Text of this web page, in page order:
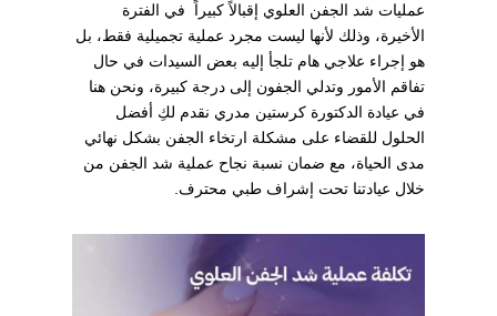
عمليات شد الجفن العلوي إقبالاً كبيراً في الفترة
الأخيرة، وذلك لأنها ليست مجرد عملية تجميلية فقط، بل
هو إجراء علاجي هام تلجأ إليه بعض السيدات في حال
تفاقم الأمور وتدلي الجفون إلى درجة كبيرة، ونحن هنا
في عيادة الدكتورة كرستين مدري نقدم لكِ أفضل
الحلول للقضاء على مشكلة ارتخاء الجفن بشكل نهائي
مدى الحياة، مع ضمان نسبة نجاح عملية شد الجفن من
خلال عيادتنا تحت إشراف طبي محترف.